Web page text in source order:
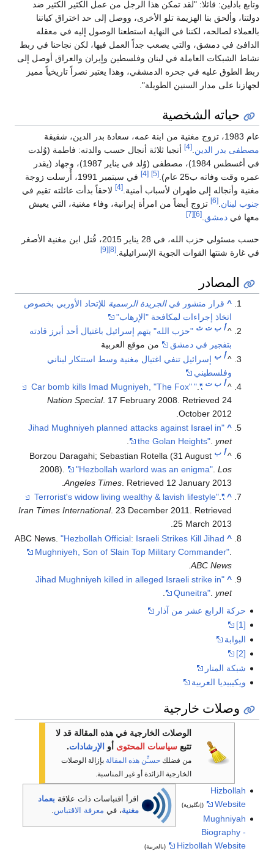
وتابع بادلين: قائلا: "لقد تمكن هذا الرجل من عمل الكثير الكثير ضد
دولتنا، وألحق بنا الهزيمة تلو الأخرى، ووصل إلى حد اختراق كياننا
بالعملاء لصالحه، لكننا في النهاية استطعنا الوصول إليه في معقله
الدافئ في دمشق، والتي يصعب جداً العمل فيها، لكن نجاحنا في ربط
نشاط الشبكات العاملة في لبنان وفلسطين وإيران والعراق أوصل إلى
ربط الطوق عليه في جحره الدمشقي، وهذا يعتبر نصراً تاريخياً مميز
لجهازنا على مدار السنين الطويلة".
حياته الشخصية
عام 1983، تزوج مغنية من ابنة عمه، سعادة بدر الدين، شقيقة
مصطفى بدر الدين.
[4]
أنجبا ثلاثة أنجال حسب والدته: فاطمة (وُلدت
في أغسطس 1984)، مصطفى (وُلد في يناير 1987)، وجهاد (يقدر
عمره وقت وفاته ب25 عام).
[5]
[4]
في سبتمبر 1991، أُرسلت زوجة
مغنية وأنجاله إلى طهران لأسباب أمنية.[4]
لاحقاً بدأت عائلته تقيم في
جنوب لبنان.
[6]
تزوج أيضاً من امرأة إيرانية، وفاء مغنية، التي يعيش
معها في دمشق.
[6]
[7]
حسب مسئولي حزب الله، في 28 يناير 2015، قُتل ابن مغنية الأصغر
في غارة شنتها القوات الجوية الإسرائيلية.[8]
[9]
المصادر
^ قرار منشور فيالجريدة الرسمية للإتحاد الأوربي بخصوص
اتخاذ إجراءات لمكافحة "الإرهاب"
^أ ب ت ث "حزب الله" يتهم إسرائيل باغتيال أحد أبرز قادته
بتفجير في دمشق
من موقع العربية
^أ ب إسرائيل تنفي اغتيال مغنية وسط استنكار لبناني
وفلسطيني
^أ ب ت "Car bomb kills Imad Mugniyeh, "The Fox"
" .
Nation Special. 17 February 2008 . Retrieved 24
October 2012
.
^
"Jihad Mughniyeh planned attacks against Israel in
the Golan Heights".ynet
.
^أ ب Borzou Daragahi; Sebastian Rotella (31 August
2008).
"Hezbollah warlord was an enigma" .Los
Angeles Times . Retrieved 12 January 2013
.
^
"Terrorist's widow living wealthy & lavish lifestyle"
.
Iran Times International. 23 December 2011
. Retrieved
25 March 2013
^
ABC News."Hezbollah Official: Israeli Strikes Kill Jihad
Mughniyeh, Son of Slain Top Military Commander"
ABC News
.
^
"Jihad Mughniyeh killed in alleged Israeli strike in
Quneitra" .ynet
حركة الرابع عشر من آذار
[1]
البوابة
[2]
شبكة المنار
ويكيبيديا العربية
وصلات خارجية
الوصلات الخارجية في هذه المقالة قد لا
تتبع سياسات المحتوى أو الإرشادات.
من فضلك حسـِّن هذه المقالة بإزالة الوصلات
الخارجية الزائدة أو غير المناسبة.
اقرأ اقتباسات ذات علاقة بعماد
مغنية، في معرفة الاقتباس.
Hizbollah
Website
(إنگليزية)
Mughniyah
Biography -
Hizbollah Website
(بالعربية)